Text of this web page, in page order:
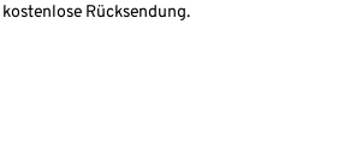
Rücksendung.